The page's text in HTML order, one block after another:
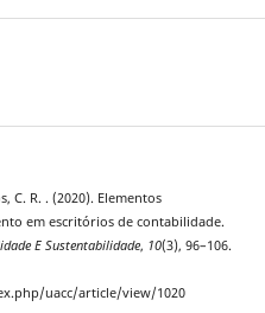
C. R. . (2020). Elementos
em escritórios de contabilidade.
E Sustentabilidade, 10(3), 96–106.
uacc/article/view/1020